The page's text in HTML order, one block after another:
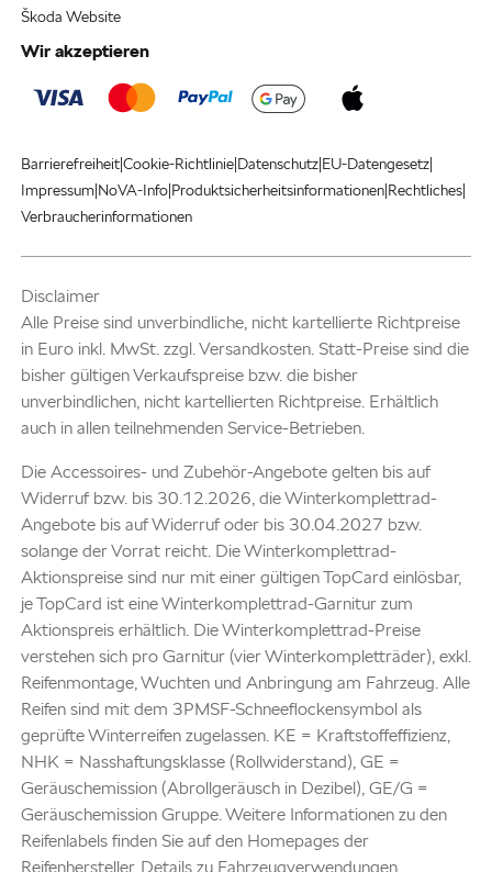
Škoda Website
Wir akzeptieren
Barrierefreiheit|Cookie-Richtlinie|Datenschutz|EU-Datengesetz|
Impressum|NoVA-Info|Produktsicherheitsinformationen|Rechtliches|
Verbraucherinformationen
Disclaimer
Alle Preise sind unverbindliche, nicht kartellierte Richtpreise
in Euro inkl. MwSt. zzgl. Versandkosten. Statt-Preise sind die
bisher gültigen Verkaufspreise bzw. die bisher
unverbindlichen, nicht kartellierten Richtpreise. Erhältlich
auch in allen teilnehmenden Service-Betrieben.
Die Accessoires- und Zubehör-Angebote gelten bis auf
Widerruf bzw. bis 30.12.2026, die Winterkomplettrad-
Angebote bis auf Widerruf oder bis 30.04.2027 bzw.
solange der Vorrat reicht. Die Winterkomplettrad-
Aktionspreise sind nur mit einer gültigen TopCard einlösbar,
je TopCard ist eine Winterkomplettrad-Garnitur zum
Aktionspreis erhältlich. Die Winterkomplettrad-Preise
verstehen sich pro Garnitur (vier Winterkompletträder), exkl.
Reifenmontage, Wuchten und Anbringung am Fahrzeug. Alle
Reifen sind mit dem 3PMSF-Schneeflockensymbol als
geprüfte Winterreifen zugelassen. KE = Kraftstoffeffizienz,
NHK = Nasshaftungsklasse (Rollwiderstand), GE =
Geräuschemission (Abrollgeräusch in Dezibel), GE/G =
Geräuschemission Gruppe. Weitere Informationen zu den
Reifenlabels finden Sie auf den Homepages der
Reifenhersteller. Details zu Fahrzeugverwendungen,